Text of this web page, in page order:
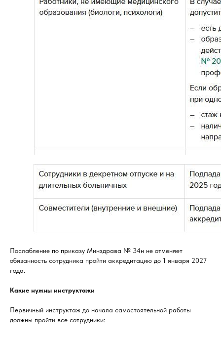
Послабление по приказу Минздрава № 34н не отменяет
обязанность сотрудника пройти аккредитацию до 1 января 2027
года.
Какие нужны инструктажи
Первичный инструктаж до начала самостоятельной работы
должны пройти все сотрудники: